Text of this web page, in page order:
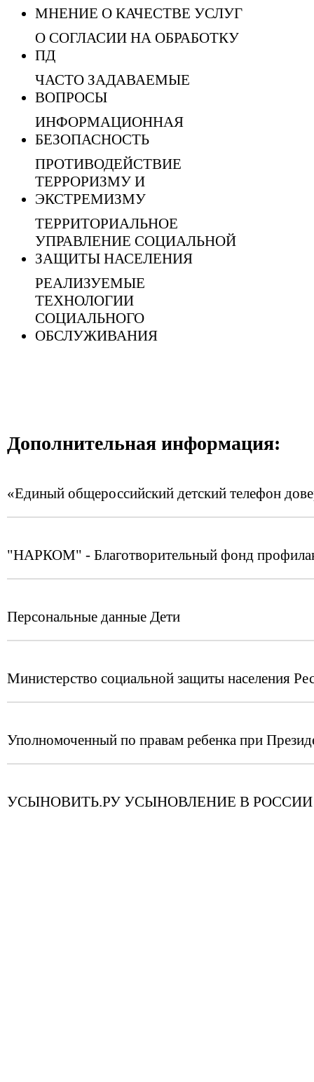
МНЕНИЕ О КАЧЕСТВЕ УСЛУГ
О СОГЛАСИИ НА ОБРАБОТКУ
ПД
ЧАСТО ЗАДАВАЕМЫЕ
ВОПРОСЫ
ИНФОРМАЦИОННАЯ
БЕЗОПАСНОСТЬ
ПРОТИВОДЕЙСТВИЕ
ТЕРРОРИЗМУ И
ЭКСТРЕМИЗМУ
ТЕРРИТОРИАЛЬНОЕ
УПРАВЛЕНИЕ СОЦИАЛЬНОЙ
ЗАЩИТЫ НАСЕЛЕНИЯ
РЕАЛИЗУЕМЫЕ
ТЕХНОЛОГИИ
СОЦИАЛЬНОГО
ОБСЛУЖИВАНИЯ
Дополнительная информация:
«Единый общероссийский детский телефон
"НАРКОМ" - Благотворительный фонд
Персональные данные Дети
Министерство социальной защиты населения
Уполномоченный по правам ребенка при
УСЫНОВИТЬ.РУ УСЫНОВЛЕНИЕ В РОССИИ